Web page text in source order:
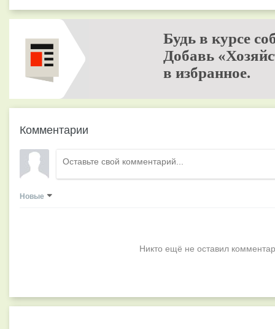
Будь в курсе
Добавь
в избранное.
Комментарии
Новые
Никто ещё не оставил